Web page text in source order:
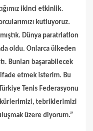
ikinci etkinlik.
kutluyoruz.
Dünya paratriatlon
oldu. Onlarca ülkeden
Bunları başarabilecek
etmek isterim. Bu
Tenis Federasyonu
tebriklerimizi
üzere diyorum.”